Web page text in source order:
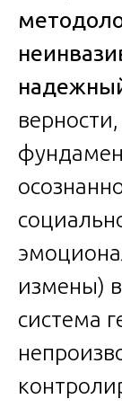
измены)
система